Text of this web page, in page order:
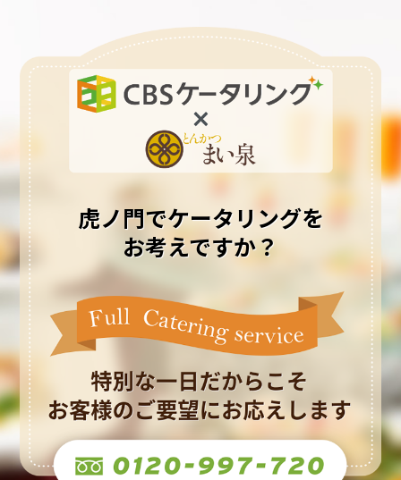
虎ノ門でケータリングを
お考えですか？